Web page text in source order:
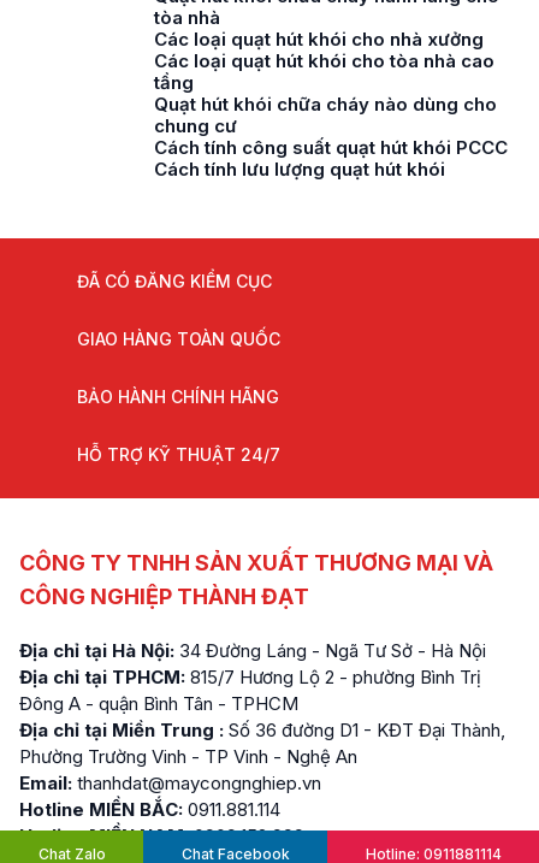
tòa nhà
Các loại quạt hút khói cho nhà xưởng
Các loại quạt hút khói cho tòa nhà cao
tầng
Quạt hút khói chữa cháy nào dùng cho
chung cư
Cách tính công suất quạt hút khói PCCC
Cách tính lưu lượng quạt hút khói
ĐÃ CÓ ĐĂNG KIỂM CỤC
GIAO HÀNG TOÀN QUỐC
BẢO HÀNH CHÍNH HÃNG
HỖ TRỢ KỸ THUẬT 24/7
CÔNG TY TNHH SẢN XUẤT THƯƠNG MẠI VÀ
CÔNG NGHIỆP THÀNH ĐẠT
Địa chỉ tại Hà Nội: 34 Đường Láng - Ngã Tư Sở - Hà Nội
Địa chỉ tại TPHCM: 815/7 Hương Lộ 2 - phường Bình Trị
Đông A - quận Bình Tân - TPHCM
Địa chỉ tại Miền Trung : Số 36 đường D1 - KĐT Đại Thành,
Phường Trường Vinh - TP Vinh - Nghệ An
Email: thanhdat@maycongnghiep.vn
Hotline MIỀN BẮC: 0911.881.114
Hotline MIỀN NAM: 0909.152.999
Chat Zalo Chat Facebook Hotline: 0911881114